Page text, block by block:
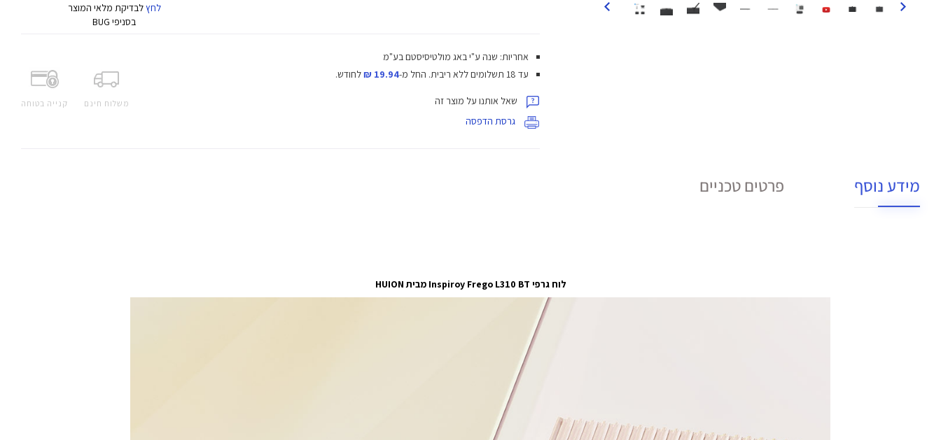
לחץלבדיקת מלאי המוצר
בסניפי BUG
משלוח חינם קנייה בטוחה
אחריות: שנה ע"י באג מולטיסיסטם בע"מ
עד 18 תשלומים ללא ריבית.
החל מ-19.94 ₪ לחודש.
שאל אותנו על מוצר זה
גרסת הדפסה
מידע נוסף פרטים טכניים
לוח גרפי Inspiroy Frego L310 BT מבית HUION